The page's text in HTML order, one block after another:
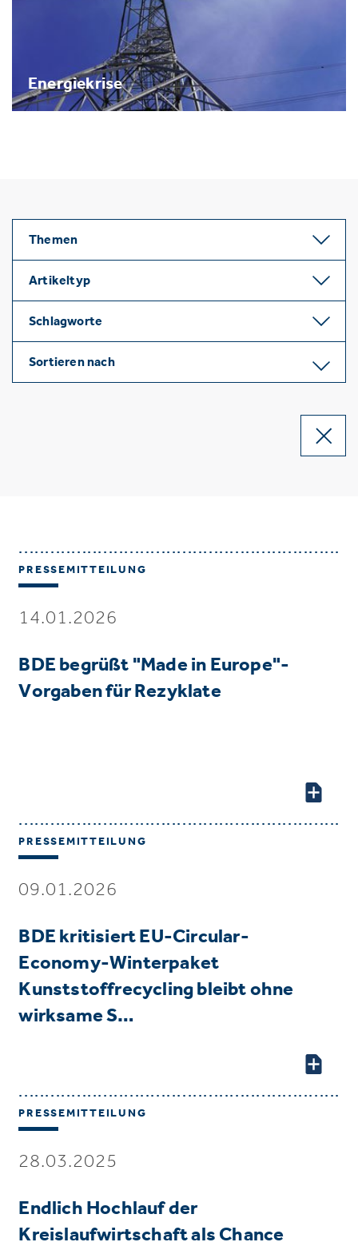
Energiekrise
Themen
Artikeltyp
Schlagworte
Sortieren nach
PRESSEMITTEILUNG
14.01.2026
BDE begrüßt "Made in Europe"-
Vorgaben für Rezyklate
PRESSEMITTEILUNG
09.01.2026
BDE kritisiert EU-Circular-
Economy-Winterpaket
Kunststoffrecycling bleibt ohne
wirksame S…
PRESSEMITTEILUNG
28.03.2025
Endlich Hochlauf der
Kreislaufwirtschaft als Chance